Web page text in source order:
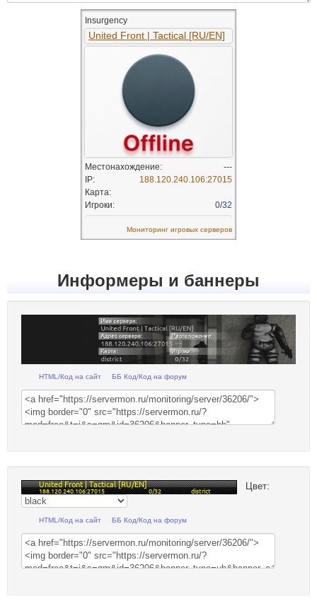
Информеры и баннеры
HTML/Код на сайт ББ Код/Код на форум
Цвет:
HTML/Код на сайт ББ Код/Код на форум